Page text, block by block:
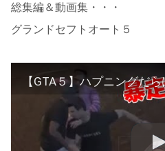
総集編＆動画集・・・
グランドセフトオート５